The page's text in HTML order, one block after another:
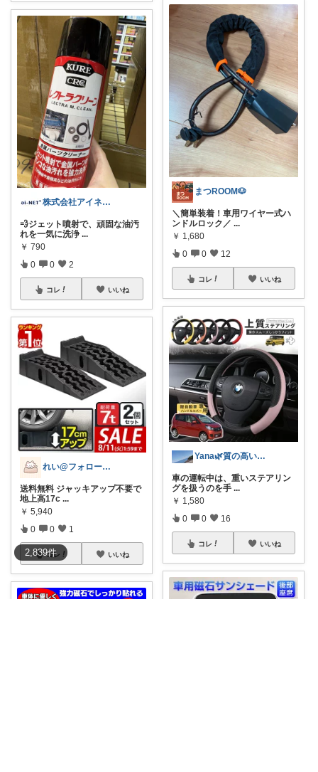
2,839件
株式会社アイネット
💨ジェット噴射で、頑固な油汚
れを一気に洗浄 ...
￥ 790
0 0 2
コレ いいね
れい@フォロー＆経由購入感謝です♪
送料無料 ジャッキアップ不要で
地上高17c ...
￥ 5,940
0 0 1
コレ いいね
まつROOM🐶
＼簡単装着！車用ワイヤー式ハ
ンドルロック／ ...
￥ 1,680
0 0 12
コレ いいね
Yana🌿質の高い暮らしのROOM
車の運転中は、重いステアリン
グを扱うのを手 ...
￥ 1,580
0 0 16
コレ いいね